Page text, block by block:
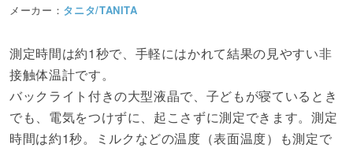
メーカー： タニタ/TANITA
測定時間は約1秒で、手軽にはかれて結果の見やすい非
接触体温計です。
バックライト付きの大型液晶で、子どもが寝ているとき
でも、電気をつけずに、起こさずに測定できます。測定
時間は約1秒。ミルクなどの温度（表面温度）も測定で